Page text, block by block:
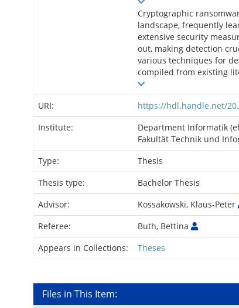
Cryptographic
landscape, frequently
extensive security
out, making detection
various techniques for
compiled from existing
URI:
https://hdl.handle.net/
Institute:
Department Informatik
Fakultät Technik und
Type:
Thesis
Thesis type:
Bachelor Thesis
Advisor:
Kossakowski, Klaus-Peter
Referee:
Buth, Bettina
Appears in Collections:
Theses
Files in This Item: